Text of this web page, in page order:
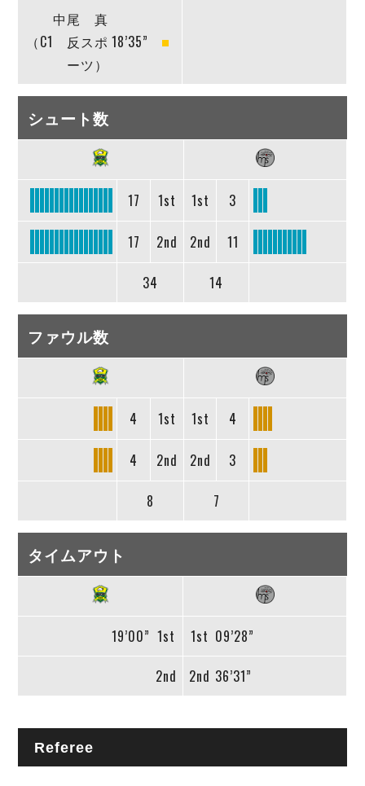
中尾 真
（C1 反スポ
ーツ）
18’35”
シュート数
17 1st 1st 3
17 2nd 2nd 11
34 14
ファウル数
4 1st 1st 4
4 2nd 2nd 3
8 7
タイムアウト
19’00” 1st 1st 09’28”
2nd 2nd 36’31”
Referee